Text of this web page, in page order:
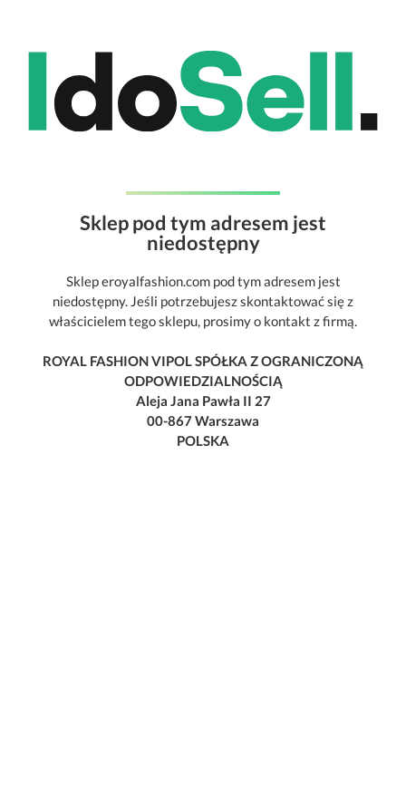
Sklep pod tym adresem jest
niedostępny
Sklep eroyalfashion.com pod tym adresem jest
niedostępny. Jeśli potrzebujesz skontaktować się z
właścicielem tego sklepu, prosimy o kontakt z firmą.
ROYAL FASHION VIPOL SPÓŁKA Z OGRANICZONĄ
ODPOWIEDZIALNOŚCIĄ
Aleja Jana Pawła II 27
00-867 Warszawa
POLSKA